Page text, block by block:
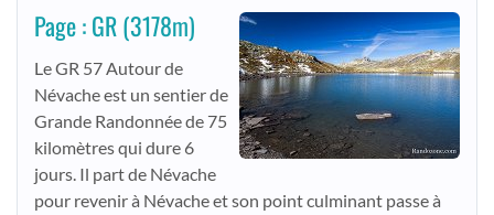
Page : GR(3178m)
Le GR 57 Autour de
Névache est un sentier de
Grande Randonnée de 75
kilomètres qui dure 6
jours. Il part de Névache
pour revenir à Névache et son point culminant passe à